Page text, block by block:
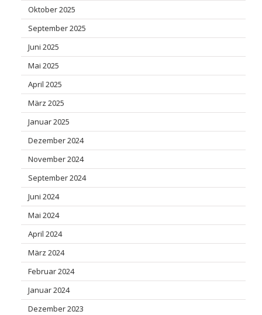
Oktober 2025
September 2025
Juni 2025
Mai 2025
April 2025
März 2025
Januar 2025
Dezember 2024
November 2024
September 2024
Juni 2024
Mai 2024
April 2024
März 2024
Februar 2024
Januar 2024
Dezember 2023